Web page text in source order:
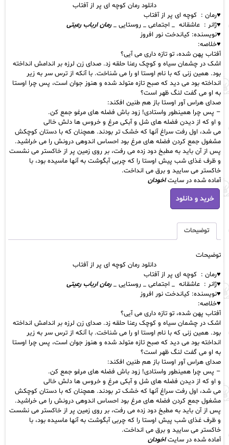
دانلود رمان کوچه ای پر از آفتاب
♥️رمان : کوچه ای پر از آفتاب
♥️ژانر : عاشقانه _ اجتماعی _ روستایی _ رمان ارباب رعیتی
♥️نویسنده: کیاندخت نور افروز
♥️خلاصه:
آفتاب پهن شده، تو تازه داری می آیی؟
اشک در چشمان سیاه و کوچک رعنا حلقه زد. صدای زن لرزه بر اندامش انداخته
بود. همین زنی که با نام اوستا او را می شناخت. با آنکه از ترس سر به زیر
انداخته بود می دید که صبح تازه متولد شده و هنوز جوان است، پس چرا اوستا
به او می گفت لنگ ظهر است؟
صدای هراس آور اوستا باز هم طنین افکند:
– پس چرا همینطور واستادی! زود باش فضله های مرغو جمع کن.
و او که از دیدن فضله های شل و آبکی مرغ و خروس ها دلش خالی
می شد، اول رفت سراغ آنها که خشک تر بودند. همچنان که با دستان کوچکش
مشغول جمع کردن فضله های مرغ بود احساس اندوهی درونش را می خراشید.
پس از آن باید به مطبخ دود زده می رفت، بر روی زمین پر از خاکستر می نشست
و ظرف غذای شب پیش اوستا را که چربی آبگوشت به آنها ماسیده بود، با
خاکستر می سایید و برق می انداخت.
آماده شده در سایتاخودان
دانلود
رمان
کوچه
از
عدد
خرید و دانلود
توضیحات
توضیحات
دانلود رمان کوچه ای پر از آفتاب
♥️رمان : کوچه ای پر از آفتاب
♥️ژانر : عاشقانه _ اجتماعی _ روستایی _رمان ارباب رعیتی
♥️نویسنده: کیاندخت نور افروز
♥️خلاصه:
آفتاب پهن شده، تو تازه داری می آیی؟
اشک در چشمان سیاه و کوچک رعنا حلقه زد. صدای زن لرزه بر اندامش انداخته
بود. همین زنی که با نام اوستا او را می شناخت. با آنکه از ترس سر به زیر
انداخته بود می دید که صبح تازه متولد شده و هنوز جوان است، پس چرا اوستا
به او می گفت لنگ ظهر است؟
صدای هراس آور اوستا باز هم طنین افکند:
– پس چرا همینطور واستادی! زود باش فضله های مرغو جمع کن.
و او که از دیدن فضله های شل و آبکی مرغ و خروس ها دلش خالی
می شد، اول رفت سراغ آنها که خشک تر بودند. همچنان که با دستان کوچکش
مشغول جمع کردن فضله های مرغ بود احساس اندوهی درونش را می خراشید.
پس از آن باید به مطبخ دود زده می رفت، بر روی زمین پر از خاکستر می نشست
و ظرف غذای شب پیش اوستا را که چربی آبگوشت به آنها ماسیده بود، با
خاکستر می سایید و برق می انداخت.
آماده شده در سایتاخودان